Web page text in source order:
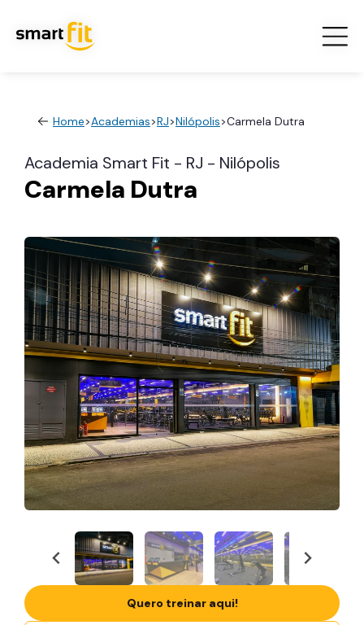
Home>Academias>RJ>Nilópolis>Carmela Dutra
Academia Smart Fit - RJ - Nilópolis
Carmela Dutra
Quero treinar aqui!